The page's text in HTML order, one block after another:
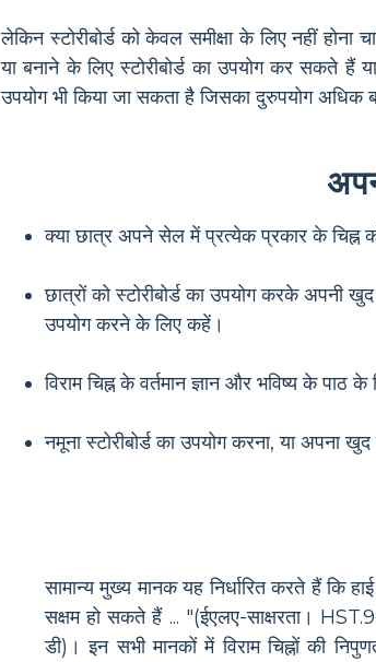
लेकिन स्टोरीबोर्ड को केवल समीक्षा के लिए नहीं
या बनाने के लिए स्टोरीबोर्ड का उपयोग कर सकते हैं
उपयोग भी किया जा सकता है जिसका दुरुपयोग अधिक
क्या छात्र अपने सेल में प्रत्येक प्रकार के चिह्न
छात्रों को स्टोरीबोर्ड का उपयोग करके अपनी
उपयोग करने के लिए कहें।
विराम चिह्न के वर्तमान ज्ञान और भविष्य के
नमूना स्टोरीबोर्ड का उपयोग करना, या अपना
सामान्य मुख्य मानक यह निर्धारित करते हैं
सक्षम हो सकते हैं ... "(ईएलए-साक्षरता।
डी)। इन सभी मानकों में विराम चिह्नों की